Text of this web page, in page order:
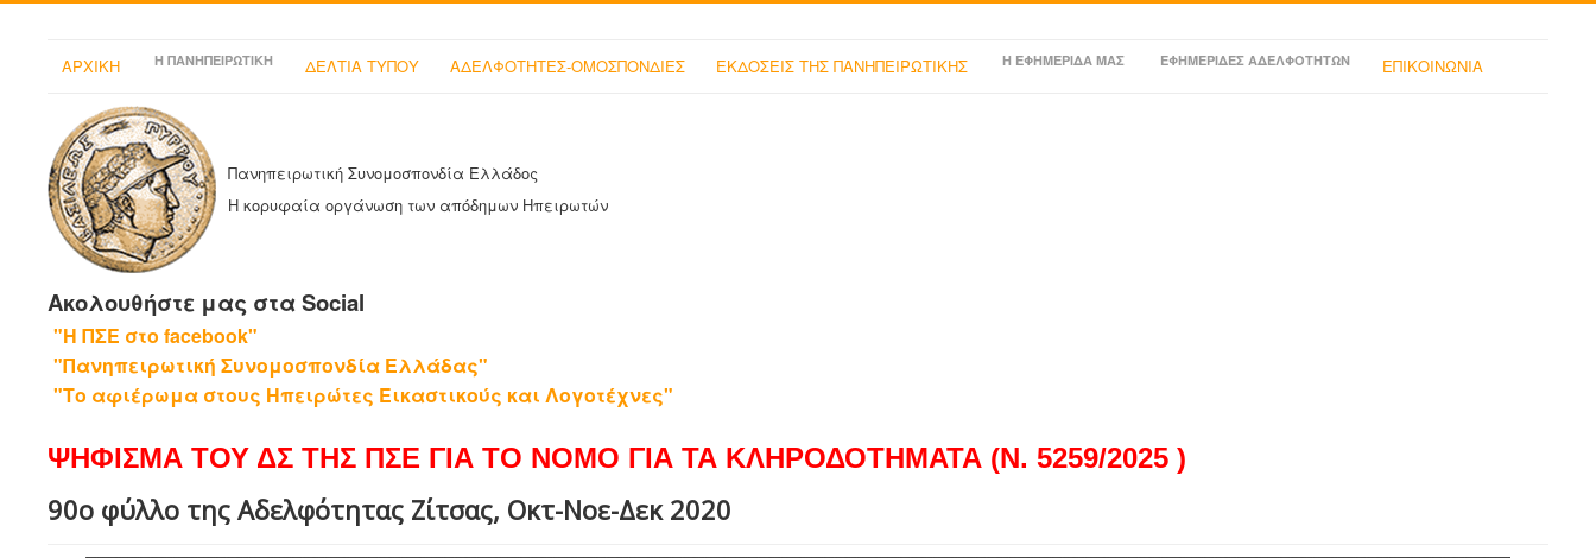
ΑΡΧΙΚΗ Η ΠΑΝΗΠΕΙΡΩΤΙΚΗ ΔΕΛΤΙΑ ΤΥΠΟΥ ΑΔΕΛΦΟΤΗΤΕΣ-ΟΜΟΣΠΟΝΔΙΕΣ ΕΚΔΟΣΕΙΣ ΤΗΣ ΠΑΝΗΠΕΙΡΩΤΙΚΗΣ Η ΕΦΗΜΕΡΙΔΑ ΜΑΣ ΕΦΗΜΕΡΙΔΕΣ ΑΔΕΛΦΟΤΗΤΩΝ ΕΠΙΚΟΙΝΩΝΙΑ
Πανηπειρωτική Συνομοσπονδία Ελλάδος
Η κορυφαία οργάνωση των απόδημων Ηπειρωτών
Ακολουθήστε μας στα Social
"Η ΠΣΕ στο facebook"
"Πανηπειρωτική Συνομοσπονδία Ελλάδας"
"Το αφιέρωμα στους Ηπειρώτες Εικαστικούς και Λογοτέχνες"
ΨΗΦΙΣΜΑ ΤΟΥ ΔΣ ΤΗΣ ΠΣΕ ΓΙΑ ΤΟ ΝΟΜΟ ΓΙΑ ΤΑ ΚΛΗΡΟΔΟΤΗΜΑΤΑ (Ν. 5259/2025 )
90ο φύλλο της Αδελφότητας Ζίτσας, Οκτ-Νοε-Δεκ 2020